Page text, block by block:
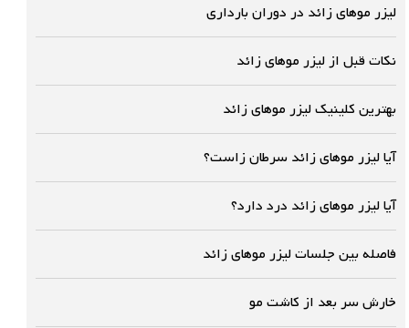
لیزر موهای زائد در دوران بارداری
نکات قبل از لیزر موهای زائد
بهترین کلینیک لیزر موهای زائد
آیا لیزر موهای زائد سرطان زاست؟
آیا لیزر موهای زائد درد دارد؟
فاصله بین جلسات لیزر موهای زائد
خارش سر بعد از کاشت مو